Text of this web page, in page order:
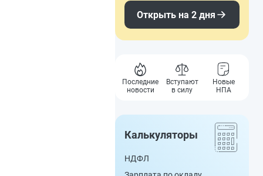
Открыть на 2 дня
Последние
новости
Вступают
в силу
Новые
НПА
Калькуляторы
НДФЛ